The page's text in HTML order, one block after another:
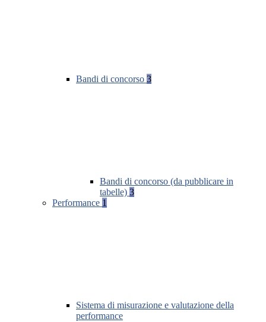
Bandi di concorso 3
Bandi di concorso (da pubblicare in
tabelle) 3
Performance 1
Sistema di misurazione e valutazione della
performance